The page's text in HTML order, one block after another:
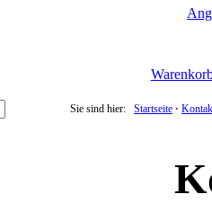
Sie sind hier: Startseite ⋅